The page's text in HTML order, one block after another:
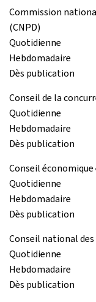
Commission
(CNPD)
Quotidienne
Hebdomadaire
Dès publication
Conseil de la
Quotidienne
Hebdomadaire
Dès publication
Conseil économique
Quotidienne
Hebdomadaire
Dès publication
Conseil national
Quotidienne
Hebdomadaire
Dès publication